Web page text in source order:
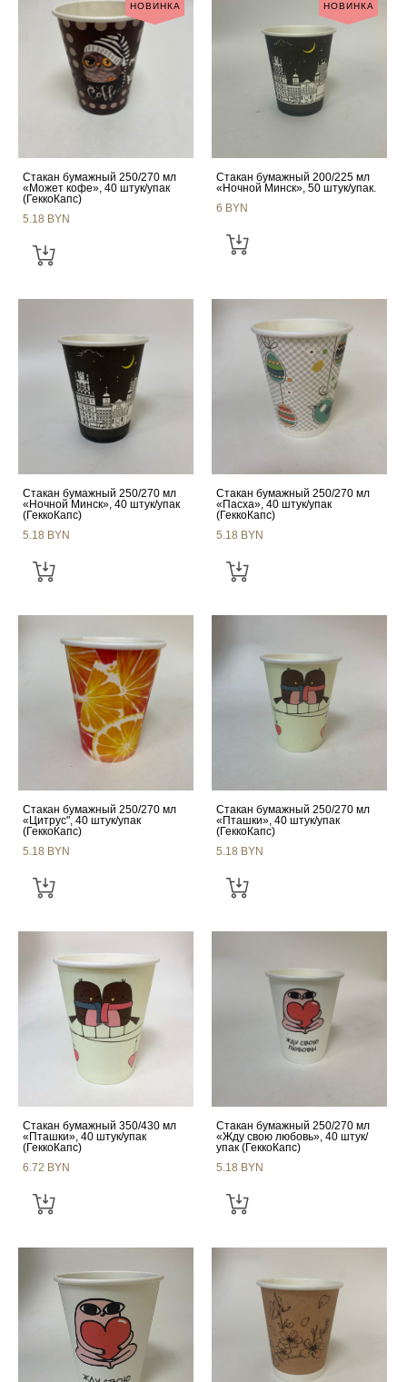
НОВИНКА
Стакан бумажный 250/270 мл
«Может кофе», 40 штук/упак
(ГеккоКапс)
5.18 BYN
НОВИНКА
Стакан бумажный 200/225 мл
«Ночной Минск», 50 штук/упак.
6 BYN
Стакан бумажный 250/270 мл
«Ночной Минск», 40 штук/упак
(ГеккоКапс)
5.18 BYN
Стакан бумажный 250/270 мл
«Пасха», 40 штук/упак
(ГеккоКапс)
5.18 BYN
Стакан бумажный 250/270 мл
«Цитрус", 40 штук/упак
(ГеккоКапс)
5.18 BYN
Стакан бумажный 250/270 мл
«Пташки», 40 штук/упак
(ГеккоКапс)
5.18 BYN
Стакан бумажный 350/430 мл
«Пташки», 40 штук/упак
(ГеккоКапс)
6.72 BYN
Стакан бумажный 250/270 мл
«Жду свою любовь», 40 штук/
упак (ГеккоКапс)
5.18 BYN